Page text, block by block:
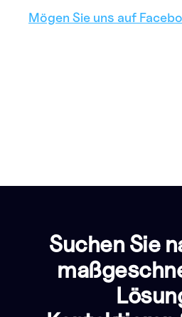
Mögen Sie uns auf
Suchen Sie